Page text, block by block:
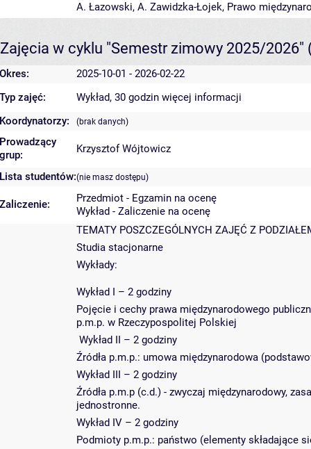
A. Łazowski, A. Zawidzka-Łojek, Prawo
Zajęcia w cyklu "Semestr zimowy 2025/2026"
Okres:
2025-10-01 - 2026-02-22
Typ zajęć:
Wykład, 30 godzin więcej informacji
Koordynatorzy:
(brak danych)
Prowadzący
grup:
Krzysztof Wójtowicz
Lista studentów:(nie masz dostępu)
Zaliczenie:
Przedmiot - Egzamin na ocenę
Wykład - Zaliczenie na ocenę
TEMATY POSZCZEGÓLNYCH ZAJĘĆ Z
Studia stacjonarne
Wykłady:
Wykład I – 2 godziny
Pojęcie i cechy prawa międzynarodowego
p.m.p. w Rzeczypospolitej Polskiej
Wykład II – 2 godziny
Źródła p.m.p.: umowa międzynarodowa
Wykład III – 2 godziny
Źródła p.m.p (c.d.) - zwyczaj międzynarodowy,
jednostronne.
Wykład IV – 2 godziny
Podmioty p.m.p.: państwo (elementy składające